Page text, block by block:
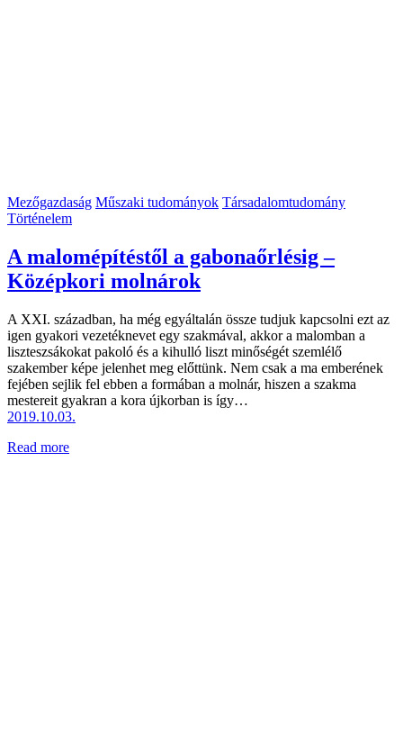
Mezőgazdaság Műszaki tudományok Társadalomtudomány
Történelem
A malomépítéstől a gabonaőrlésig –
Középkori molnárok
A XXI. században, ha még egyáltalán össze tudjuk kapcsolni ezt az
igen gyakori vezetéknevet egy szakmával, akkor a malomban a
liszteszsákokat pakoló és a kihulló liszt minőségét szemlélő
szakember képe jelenhet meg előttünk. Nem csak a ma emberének
fejében sejlik fel ebben a formában a molnár, hiszen a szakma
mestereit gyakran a kora újkorban is így…
2019.10.03.
Read more